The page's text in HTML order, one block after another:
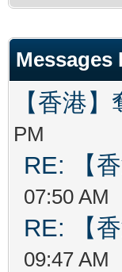
Messages
【香港
PM
RE: 【
07:50 AM
RE: 【
09:47 AM